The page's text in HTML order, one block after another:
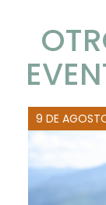
9 DE